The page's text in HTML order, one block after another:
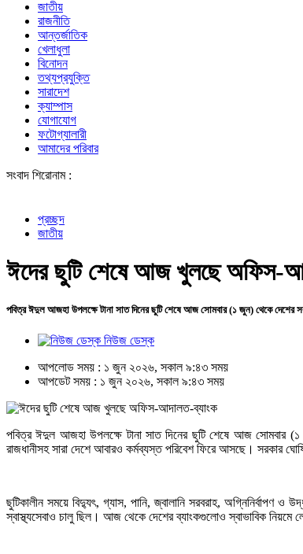
জাতীয়
রাজনীতি
আন্তর্জাতিক
খেলাধুলা
বিনোদন
তথ্যপ্রযুক্তি
সারাদেশ
ক্যাম্পাস
যোগাযোগ
ফটোগ্যালারী
আমাদের পরিবার
সংবাদ শিরোনাম :
প্রচ্ছদ
জাতীয়
ঈদের ছুটি শেষে আজ খুলছে অফিস-
পবিত্র ঈদুল আজহা উপলক্ষে টানা সাত দিনের ছুটি শেষে আজ সোমবার (১ জুন) থেকে দেশের
নিউজ ডেস্ক
আপলোড সময় : ১ জুন ২০২৬, সকাল ৯:৪৩ সময়
আপডেট সময় : ১ জুন ২০২৬, সকাল ৯:৪৩ সময়
পবিত্র ঈদুল আজহা উপলক্ষে টানা সাত দিনের ছুটি শেষে আজ সোমবার (১
রাজধানীসহ সারা দেশে আবারও কর্মব্যস্ত পরিবেশ ফিরে আসছে। সরকার
ছুটিকালীন সময়ে বিদ্যুৎ, গ্যাস, পানি, জ্বালানি সরবরাহ, অগ্নিনির্বাপণ ও
স্বাস্থ্যসেবাও চালু ছিল। আজ থেকে দেশের ব্যাংকগুলোও স্বাভাবিক নিয়মে